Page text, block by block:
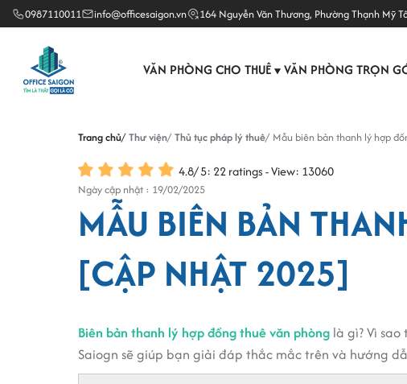
0987110011 info@officesaigon.vn 164 Nguyễn Văn Thương, Phường Thạnh Mỹ
VĂN PHÒNG CHO THUÊ ▼ VĂN PHÒNG TRỌN
Trang chủ Thư viện Thủ tục pháp lý thuê Mẫu biên bản thanh lý hợp
4.8/5: 22ratings - View: 13060
Ngày cập nhật : 19/02/2025
MẪU BIÊN BẢN
[CẬP NHẬT 2025]
Biên bản thanh lý hợp đồng thuê văn phòng là gì? Vì
Saiogn sẽ giúp bạn giải đáp thắc mắc trên và hướng